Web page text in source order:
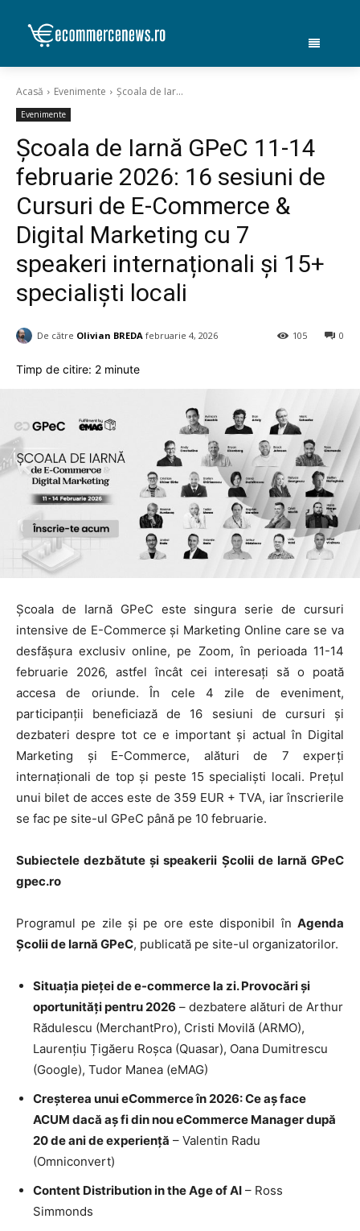
Acasă Evenimente Școala de Iar...
Evenimente
Școala de Iarnă GPeC 11-14
februarie 2026: 16 sesiuni de
Cursuri de E-Commerce &
Digital Marketing cu 7
speakeri internaționali și 15+
specialiști locali
De către Olivian BREDA februarie 4, 2026 0
105
Timp de citire: 2 minute
Școala de Iarnă GPeC este singura serie de cursuri
intensive de E-Commerce și Marketing Online care se va
desfășura exclusiv online, pe Zoom, în perioada 11-14
februarie 2026, astfel încât cei interesați să o poată
accesa de oriunde. În cele 4 zile de eveniment,
participanții beneficiază de 16 sesiuni de cursuri și
dezbateri despre tot ce e important și actual în Digital
Marketing și E-Commerce, alături de 7 experți
internaționali de top și peste 15 specialiști locali. Prețul
unui bilet de acces este de 359 EUR + TVA, iar înscrierile
se fac pe site-ul GPeC până pe 10 februarie.
Subiectele dezbătute și speakerii Școlii de Iarnă GPeC
gpec.ro
Programul pe zile și pe ore este disponibil în Agenda
Școlii de Iarnă GPeC, publicată pe site-ul organizatorilor.
Situația pieței de e-commerce la zi. Provocări și
oportunități pentru 2026 – dezbatere alături de Arthur
Rădulescu (MerchantPro), Cristi Movilă (ARMO),
Laurențiu Țigăeru Roșca (Quasar), Oana Dumitrescu
(Google), Tudor Manea (eMAG)
Creșterea unui eCommerce în 2026: Ce aș face
ACUM dacă aș fi din nou eCommerce Manager după
20 de ani de experiență – Valentin Radu
(Omniconvert)
Content Distribution in the Age of AI – Ross
Simmonds